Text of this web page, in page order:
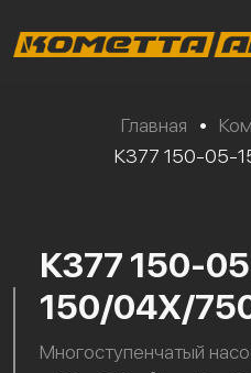
Главная •
К377 150-05-
К377 150-
150/04Х/
Многоступенчатый